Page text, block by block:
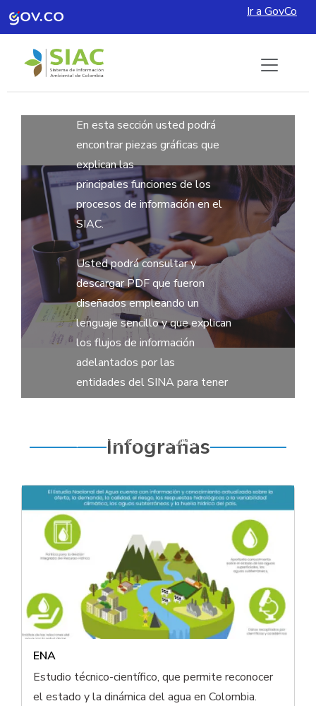
Pasar al contenido principal Ir a GovCo
En esta sección usted podrá
encontrar piezas gráficas que
explican las
principales funciones de los
procesos de información en el
SIAC.
Usted podrá consultar y
descargar PDF que fueron
diseñados empleando un
lenguaje sencillo y que explican
los flujos de información
adelantados por las
entidades del SINA para tener
mantener el conocimiento sobre
presiones de los recursos
Infografias
ENA
Estudio técnico-científico, que permite reconocer
el estado y la dinámica del agua en Colombia.